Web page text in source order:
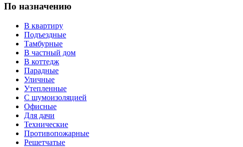
По назначению
В квартиру
Подъездные
Тамбурные
В частный дом
В коттедж
Парадные
Уличные
Утепленные
С шумоизоляцией
Офисные
Для дачи
Технические
Противопожарные
Решетчатые